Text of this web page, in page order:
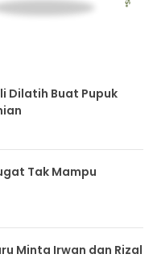
Dilatih Buat Pupuk
Tak Mampu
Minta Irwan dan Rizal